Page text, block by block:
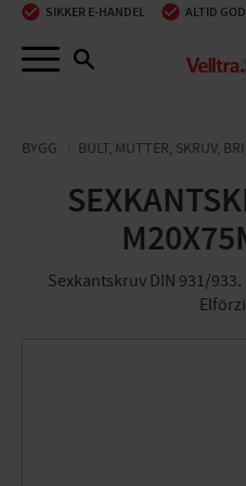
Menu
SIKKER E-HANDEL ALTID
BYGG BULT, MUTTER, SKRUV,
Sexkantskruv DIN 931/